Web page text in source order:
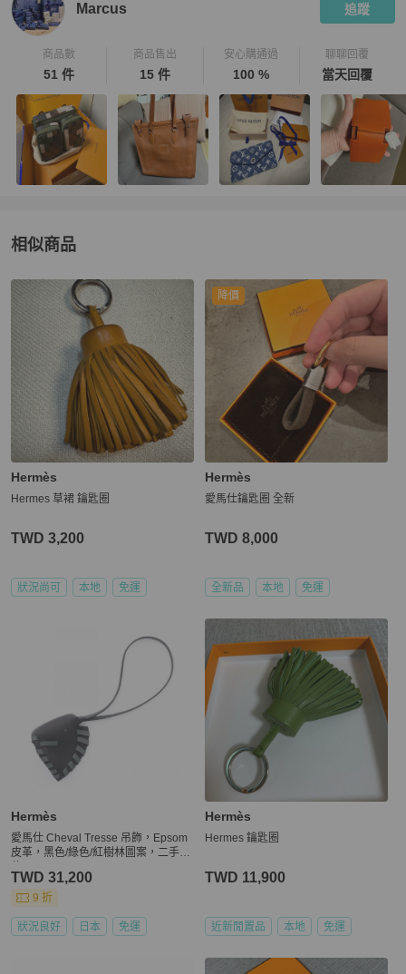
Marcus 追蹤
商品數
51 件
商品售出
15 件
安心購通過
100 %
聊聊回覆
當天回覆
相似商品
更多相似Hermès女士錢包 / 小皮件推薦精品
Hermès
Hermes 草裙 鑰匙圈
TWD 3,200
狀況尚可 本地 免運
降價
Hermès
愛馬仕鑰匙圈 全新
TWD 8,000
全新品 本地 免運
Hermès
愛馬仕 Cheval Tresse 吊飾，Epsom
皮革，黑色/綠色/紅樹林圖案，二手女
TWD 31,200
9 折
狀況良好 日本 免運
Hermès
Hermes 鑰匙圈
TWD 11,900
近新閒置品 本地 免運